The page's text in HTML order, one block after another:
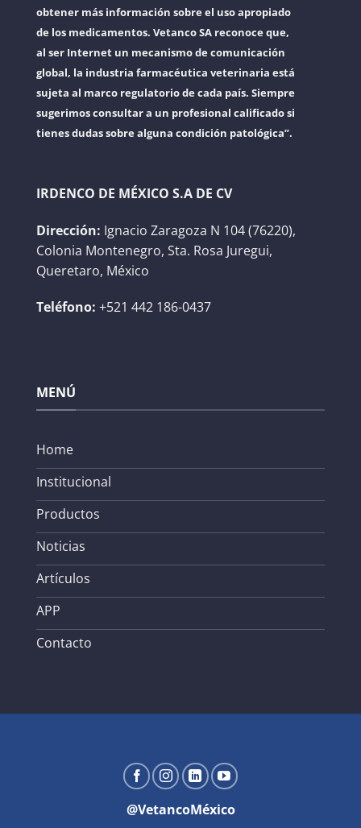
obtener más información sobre el uso apropiado
de los medicamentos. Vetanco SA reconoce que,
al ser Internet un mecanismo de comunicación
global, la industria farmacéutica veterinaria está
sujeta al marco regulatorio de cada país. Siempre
sugerimos consultar a un profesional calificado si
tienes dudas sobre alguna condición patológica”.
IRDENCO DE MÉXICO S.A DE CV
Dirección: Ignacio Zaragoza N 104 (76220),
Colonia Montenegro, Sta. Rosa Juregui,
Queretaro, México
Teléfono: +521 442 186-0437
MENÚ
Home
Institucional
Productos
Noticias
Artículos
APP
Contacto
@VetancoMéxico